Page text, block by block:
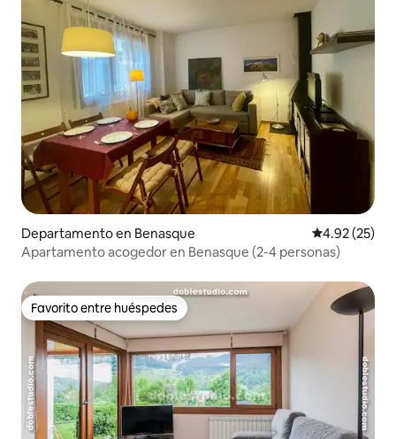
Departamento en Benasque Calificación
4.92 (25)
Apartamento acogedor en Benasque (2-4 personas)
Favorito entre huéspedes
Favorito entre huéspedes